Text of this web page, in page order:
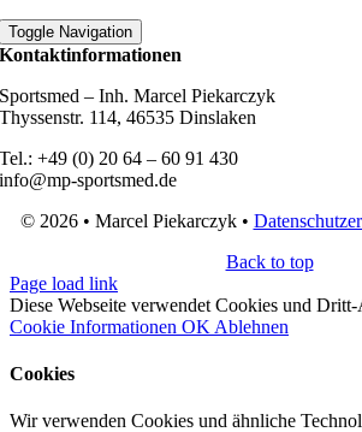
Toggle Navigation
Kontaktinformationen
Sportsmed – Inh. Marcel Piekarczyk
Thyssenstr. 114, 46535 Dinslaken
Tel.: +49 (0) 20 64 – 60 91 430
info@mp-sportsmed.de
© 2026 • Marcel Piekarczyk •
Back to top
Page load link
Diese Webseite verwendet Cookies und
Cookie Informationen OK Ablehnen
Cookies
Wir verwenden Cookies und ähnliche